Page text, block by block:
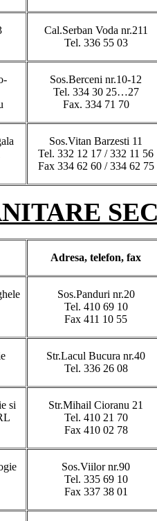
Cal.Serban Voda nr.211
Tel. 336 55 03
Sos.Berceni nr.10-12
Tel. 334 30 25…27
Fax. 334 71 70
Sos.Vitan Barzesti 11
Tel. 332 12 17 / 332 11 56
Fax 334 62 60 / 334 62 75
Adresa, telefon, fax
Sos.Panduri nr.20
Tel. 410 69 10
Fax 411 10 55
Str.Lacul Bucura nr.40
Tel. 336 26 08
si
Str.Mihail Cioranu 21
Tel. 410 21 70
Fax 410 02 78
Sos.Viilor nr.90
Tel. 335 69 10
Fax 337 38 01